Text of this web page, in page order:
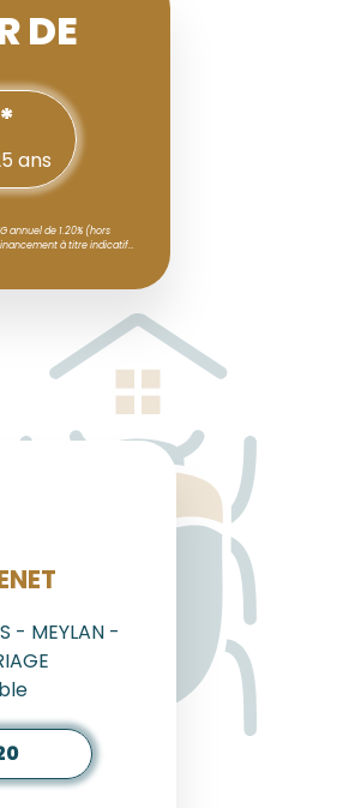
DE
ans
annuel de 1.20% (hors
à titre indicatif…
- MEYLAN -